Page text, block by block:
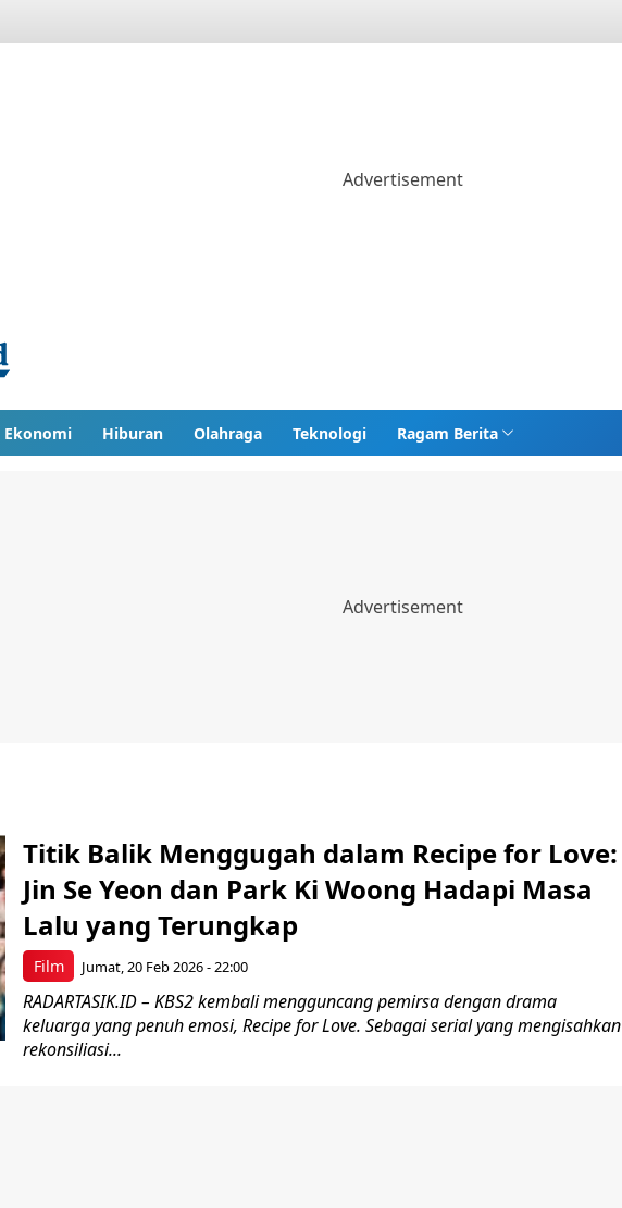
Ekonomi Hiburan Olahraga Teknologi Ragam Berita
Film
Titik Balik Menggugah dalam Recipe for Love:
Jin Se Yeon dan Park Ki Woong Hadapi Masa
Lalu yang Terungkap
Jumat, 20 Feb 2026 - 22:00
RADARTASIK.ID – KBS2 kembali mengguncang pemirsa dengan drama
keluarga yang penuh emosi, Recipe for Love. Sebagai serial yang mengisahkan
rekonsiliasi...